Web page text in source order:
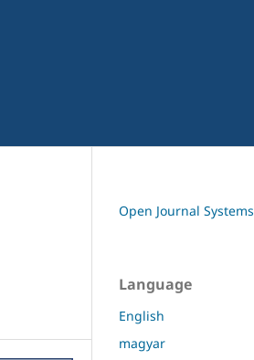
Open Journal Systems
Language
English
magyar